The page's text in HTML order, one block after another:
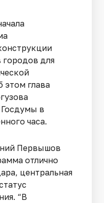
городов для
этом глава
Госдумы в
часа.
Первышов
отлично
центральная
“В